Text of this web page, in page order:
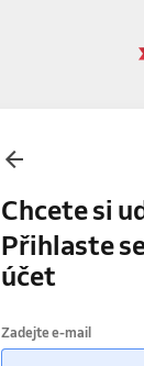
Chcete si
Přihlaste
účet
Zadejte e-mail